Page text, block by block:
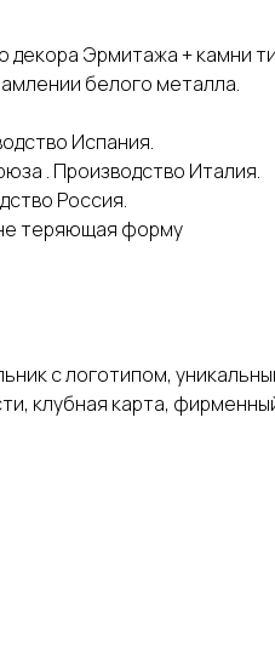
декора Эрмитажа + камни
белого металла.
Испания.
. Производство Италия.
Россия.
теряющая форму
с логотипом,
клубная карта,